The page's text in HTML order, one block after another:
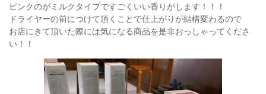
ピンクのがミルクタイプですごくいい香りがします！！！
ドライヤーの前につけて頂くことで仕上がりが結構変わるので
お店にきて頂いた際には気になる商品を是非おっしゃってくださ
い！！